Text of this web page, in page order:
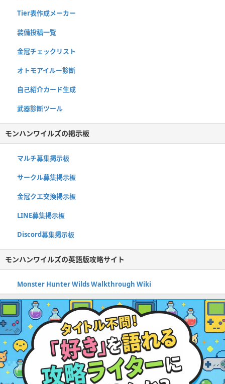
Tier表作成メーカー
装備投稿一覧
金冠チェックリスト
オトモアイルー診断
自己紹介カード生成
武器診断ツール
モンハンワイルズの掲示板
マルチ募集掲示板
サークル募集掲示板
金冠クエ交換掲示板
LINE募集掲示板
Discord募集掲示板
モンハンワイルズの英語版攻略サイト
Monster Hunter Wilds Walkthrough Wiki